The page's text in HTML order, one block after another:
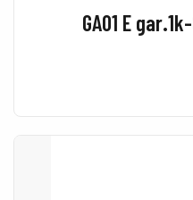
GA01 E